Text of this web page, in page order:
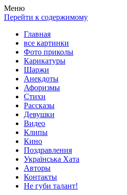
Весела хата — прикольные
клипы!
Покажем всем ваши фото приколы,
рассказы, видео и песни!
Меню
Перейти к содержимому
Главная
все картинки
Фото приколы
Карикатуры
Шаржи
Анекдоты
Афоризмы
Стихи
Рассказы
Девушки
Видео
Клипы
Кино
Поздравления
Українська Хата
Авторы
Контакты
Не губи талант!